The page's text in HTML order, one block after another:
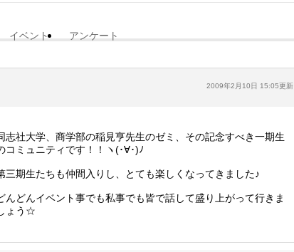
イベント アンケート
2009年2月10日 15:05更新
志社大学、商学部の稲見亨先生のゼミ、その記念すべき一期生
コミュニティです！！ヽ(･∀･)ﾉ
三期生たちも仲間入りし、とても楽しくなってきました♪
んどんイベント事でも私事でも皆で話して盛り上がって行きま
ょう☆